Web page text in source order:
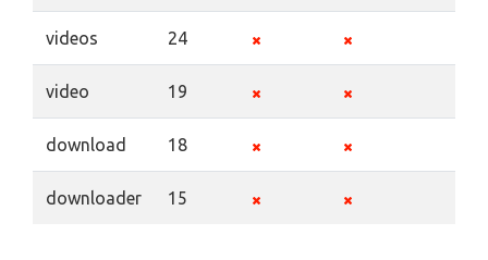
videos 24
video 19
download 18
downloader 15